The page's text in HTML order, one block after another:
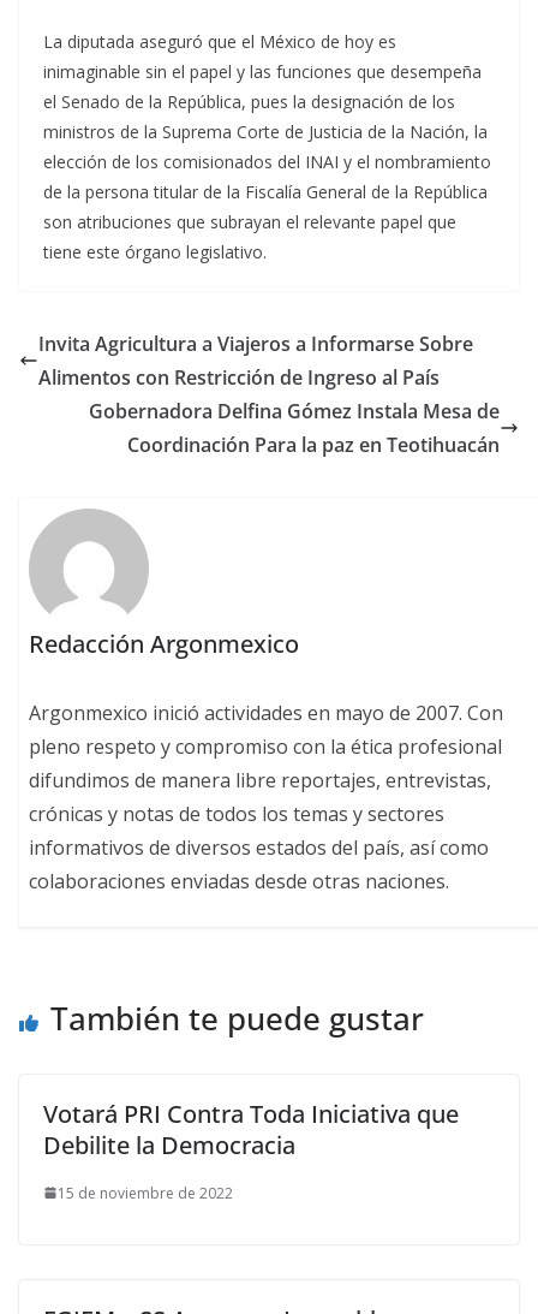
La diputada aseguró que el México de hoy es
inimaginable sin el papel y las funciones que desempeña
el Senado de la República, pues la designación de los
ministros de la Suprema Corte de Justicia de la Nación, la
elección de los comisionados del INAI y el nombramiento
de la persona titular de la Fiscalía General de la República
son atribuciones que subrayan el relevante papel que
tiene este órgano legislativo.
Invita Agricultura a Viajeros a Informarse Sobre
Alimentos con Restricción de Ingreso al País
Gobernadora Delfina Gómez Instala Mesa de
Coordinación Para la paz en Teotihuacán
Redacción Argonmexico
Argonmexico inició actividades en mayo de 2007. Con
pleno respeto y compromiso con la ética profesional
difundimos de manera libre reportajes, entrevistas,
crónicas y notas de todos los temas y sectores
informativos de diversos estados del país, así como
colaboraciones enviadas desde otras naciones.
También te puede gustar
Votará PRI Contra Toda Iniciativa que
Debilite la Democracia
15 de noviembre de 2022